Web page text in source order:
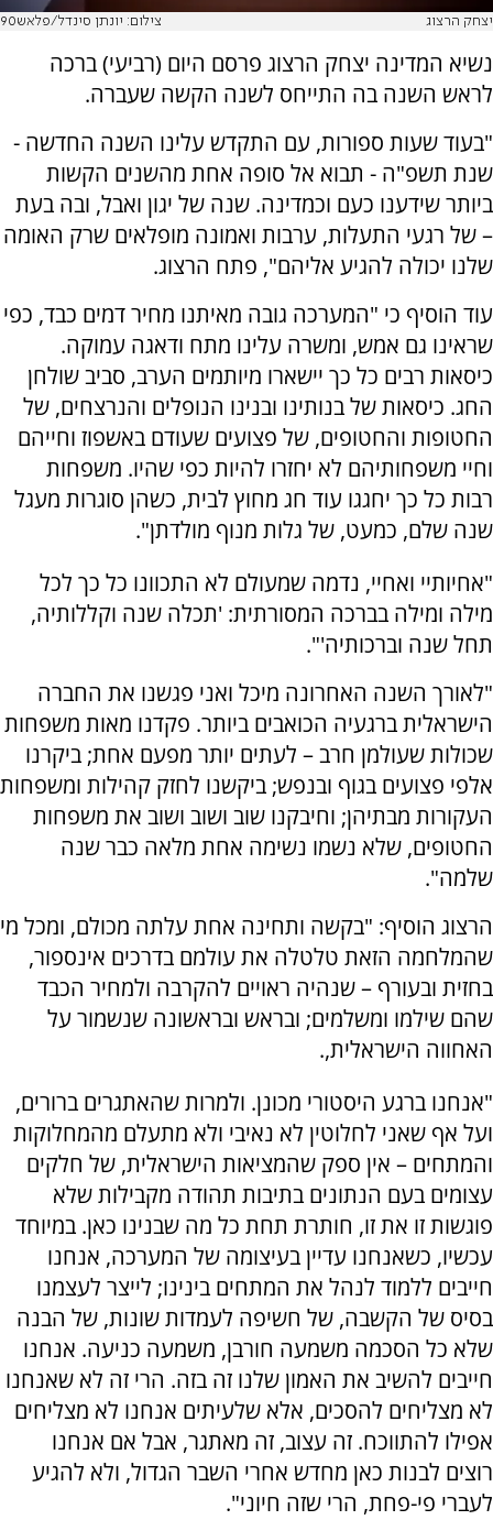
יצחק הרצוג צילום: יונתן סינדל/פלאש90
נשיא המדינה יצחק הרצוג פרסם היום (רביעי) ברכה
לראש השנה בה התייחס לשנה הקשה שעברה.
"בעוד שעות ספורות, עם התקדש עלינו השנה החדשה -
שנת תשפ"ה - תבוא אל סופה אחת מהשנים הקשות
ביותר שידענו כעם וכמדינה. שנה של יגון ואבל, ובה בעת
– של רגעי התעלות, ערבות ואמונה מופלאים שרק האומה
שלנו יכולה להגיע אליהם", פתח הרצוג.
עוד הוסיף כי "המערכה גובה מאיתנו מחיר דמים כבד, כפי
שראינו גם אמש, ומשרה עלינו מתח ודאגה עמוקה.
כיסאות רבים כל כך יישארו מיותמים הערב, סביב שולחן
החג. כיסאות של בנותינו ובנינו הנופלים והנרצחים, של
החטופות והחטופים, של פצועים שעודם באשפוז וחייהם
וחיי משפחותיהם לא יחזרו להיות כפי שהיו. משפחות
רבות כל כך יחגגו עוד חג מחוץ לבית, כשהן סוגרות מעגל
שנה שלם, כמעט, של גלות מנוף מולדתן".
"אחיותיי ואחיי, נדמה שמעולם לא התכוונו כל כך לכל
מילה ומילה בברכה המסורתית: 'תכלה שנה וקללותיה,
תחל שנה וברכותיה'".
"לאורך השנה האחרונה מיכל ואני פגשנו את החברה
הישראלית ברגעיה הכואבים ביותר. פקדנו מאות משפחות
שכולות שעולמן חרב – לעתים יותר מפעם אחת; ביקרנו
אלפי פצועים בגוף ובנפש; ביקשנו לחזק קהילות ומשפחות
העקורות מבתיהן; וחיבקנו שוב ושוב ושוב את משפחות
החטופים, שלא נשמו נשימה אחת מלאה כבר שנה
שלמה".
הרצוג הוסיף: "בקשה ותחינה אחת עלתה מכולם, ומכל מי
שהמלחמה הזאת טלטלה את עולמם בדרכים אינספור,
בחזית ובעורף – שנהיה ראויים להקרבה ולמחיר הכבד
שהם שילמו ומשלמים; ובראש ובראשונה שנשמור על
האחווה הישראלית,.
"אנחנו ברגע היסטורי מכונן. ולמרות שהאתגרים ברורים,
ועל אף שאני לחלוטין לא נאיבי ולא מתעלם מהמחלוקות
והמתחים – אין ספק שהמציאות הישראלית, של חלקים
עצומים בעם הנתונים בתיבות תהודה מקבילות שלא
פוגשות זו את זו, חותרת תחת כל מה שבנינו כאן. במיוחד
עכשיו, כשאנחנו עדיין בעיצומה של המערכה, אנחנו
חייבים ללמוד לנהל את המתחים בינינו; לייצר לעצמנו
בסיס של הקשבה, של חשיפה לעמדות שונות, של הבנה
שלא כל הסכמה משמעה חורבן, משמעה כניעה. אנחנו
חייבים להשיב את האמון שלנו זה בזה. הרי זה לא שאנחנו
לא מצליחים להסכים, אלא שלעיתים אנחנו לא מצליחים
אפילו להתווכח. זה עצוב, זה מאתגר, אבל אם אנחנו
רוצים לבנות כאן מחדש אחרי השבר הגדול, ולא להגיע
לעברי פי-פחת, הרי שזה חיוני".